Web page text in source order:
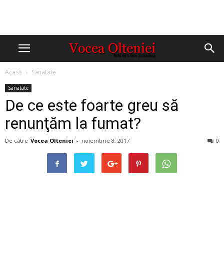
Acasă Sanatate
Sanatate
De ce este foarte greu să
renunţăm la fumat?
De către Vocea Olteniei - noiembrie 8, 2017 0